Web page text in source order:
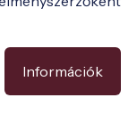
Információk